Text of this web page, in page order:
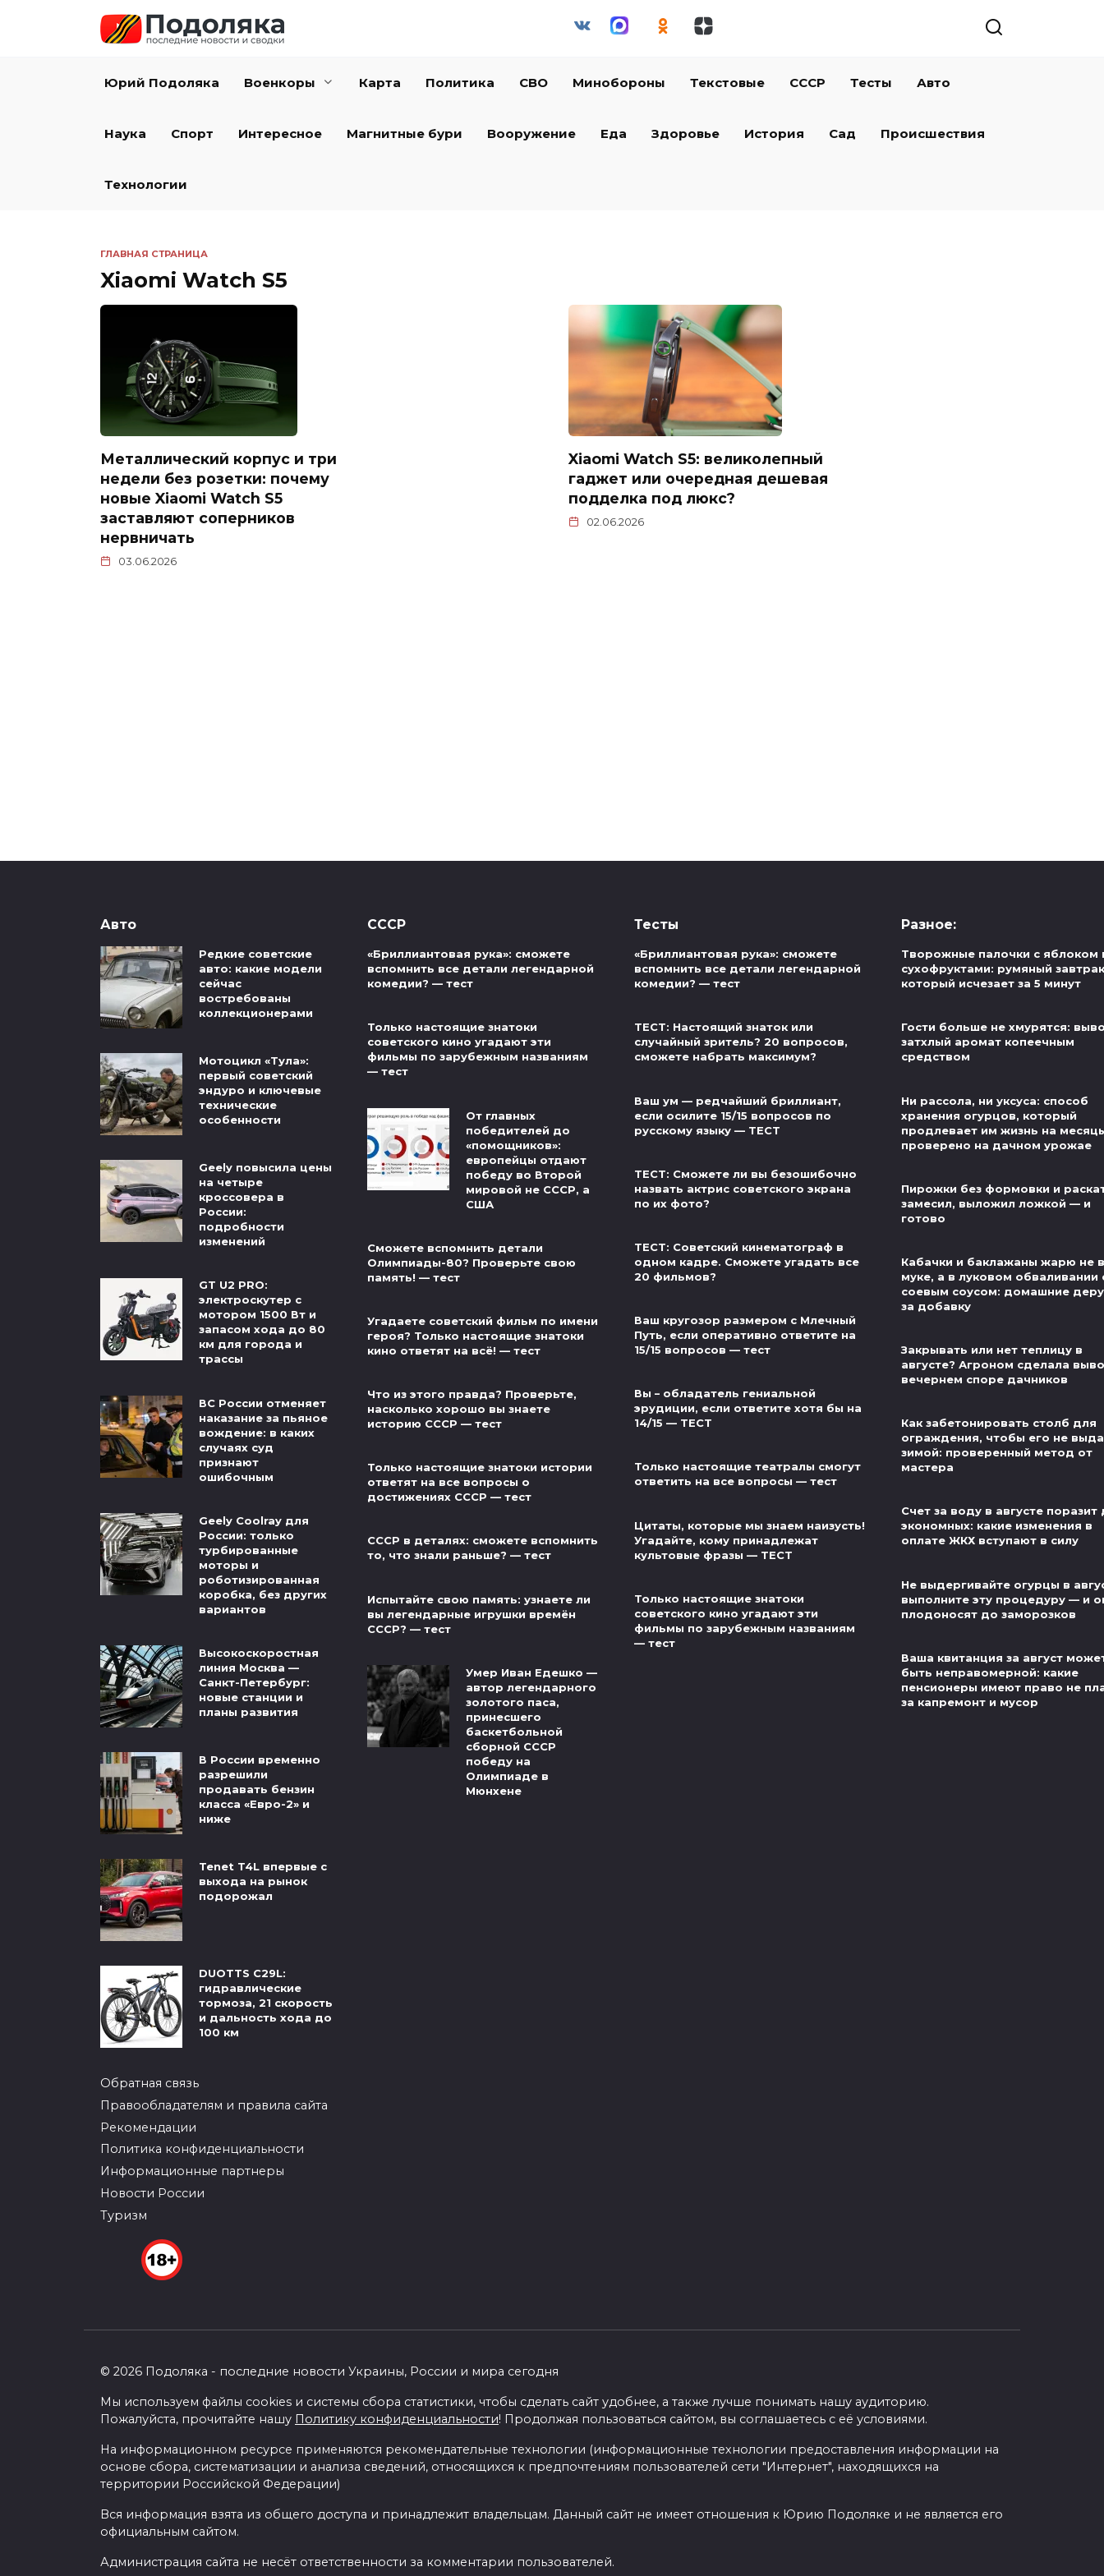
Юрий Подоляка Военкоры Карта Политика СВО Минобороны Текстовые СССР Тесты Авто
Наука Спорт Интересное Магнитные бури Вооружение Еда Здоровье История Сад Происшествия
Технологии
ГЛАВНАЯ СТРАНИЦА
Xiaomi Watch S5
Металлический корпус и три
недели без розетки: почему
новые Xiaomi Watch S5
заставляют соперников
нервничать
03.06.2026
Xiaomi Watch S5: великолепный
гаджет или очередная дешевая
подделка под люкс?
02.06.2026
Авто
Редкие советские
авто: какие модели
сейчас
востребованы
коллекционерами
Мотоцикл «Тула»:
первый советский
эндуро и ключевые
технические
особенности
Geely повысила цены
на четыре
кроссовера в
России:
подробности
изменений
GT U2 PRO:
электроскутер с
мотором 1500 Вт и
запасом хода до 80
км для города и
трассы
ВС России отменяет
наказание за пьяное
вождение: в каких
случаях суд
признают
ошибочным
Geely Coolray для
России: только
турбированные
моторы и
роботизированная
коробка, без других
вариантов
Высокоскоростная
линия Москва —
Санкт-Петербург:
новые станции и
планы развития
В России временно
разрешили
продавать бензин
класса «Евро-2» и
ниже
Tenet T4L впервые с
выхода на рынок
подорожал
DUOTTS C29L:
гидравлические
тормоза, 21 скорость
и дальность хода до
100 км
Обратная связь
Правообладателям и правила сайта
Рекомендации
Политика конфиденциальности
Информационные партнеры
Новости России
Туризм
СССР
«Бриллиантовая рука»: сможете
вспомнить все детали легендарной
комедии? — тест
Только настоящие знатоки
советского кино угадают эти
фильмы по зарубежным названиям
— тест
От главных
победителей до
«помощников»:
европейцы отдают
победу во Второй
мировой не СССР, а
США
Сможете вспомнить детали
Олимпиады-80? Проверьте свою
память! — тест
Угадаете советский фильм по имени
героя? Только настоящие знатоки
кино ответят на всё! — тест
Что из этого правда? Проверьте,
насколько хорошо вы знаете
историю СССР — тест
Только настоящие знатоки истории
ответят на все вопросы о
достижениях СССР — тест
СССР в деталях: сможете вспомнить
то, что знали раньше? — тест
Испытайте свою память: узнаете ли
вы легендарные игрушки времён
СССР? — тест
Умер Иван Едешко —
автор легендарного
золотого паса,
принесшего
баскетбольной
сборной СССР
победу на
Олимпиаде в
Мюнхене
Тесты
«Бриллиантовая рука»: сможете
вспомнить все детали легендарной
комедии? — тест
ТЕСТ: Настоящий знаток или
случайный зритель? 20 вопросов,
сможете набрать максимум?
Ваш ум — редчайший бриллиант,
если осилите 15/15 вопросов по
русскому языку — ТЕСТ
ТЕСТ: Сможете ли вы безошибочно
назвать актрис советского экрана
по их фото?
ТЕСТ: Советский кинематограф в
одном кадре. Сможете угадать все
20 фильмов?
Ваш кругозор размером с Млечный
Путь, если оперативно ответите на
15/15 вопросов — тест
Вы – обладатель гениальной
эрудиции, если ответите хотя бы на
14/15 — ТЕСТ
Только настоящие театралы смогут
ответить на все вопросы — тест
Цитаты, которые мы знаем наизусть!
Угадайте, кому принадлежат
культовые фразы — ТЕСТ
Только настоящие знатоки
советского кино угадают эти
фильмы по зарубежным названиям
— тест
Разное:
Творожные палочки с яблоком
сухофруктами: румяный
который исчезает за 5 минут
Гости больше не хмурятся:
затхлый аромат копеечным
средством
Ни рассола, ни уксуса: способ
хранения огурцов, который
продлевает им жизнь на
проверено на дачном урожае
Пирожки без формовки и
замесил, выложил ложкой — и
готово
Кабачки и баклажаны жарю не в
муке, а в луковом обваливании
соевым соусом: домашние
за добавку
Закрывать или нет теплицу в
августе? Агроном сделала
вечернем споре дачников
Как забетонировать столб для
ограждения, чтобы его не
зимой: проверенный метод от
мастера
Счет за воду в августе
экономных: какие изменения в
оплате ЖКХ вступают в силу
Не выдергивайте огурцы в
выполните эту процедуру — и
плодоносят до заморозков
Ваша квитанция за август
быть неправомерной: какие
пенсионеры имеют право не
за капремонт и мусор
© 2026 Подоляка - последние новости Украины, России и мира сегодня
Мы используем файлы cookies и системы сбора статистики, чтобы сделать сайт удобнее, а также лучше понимать нашу аудиторию.
Пожалуйста, прочитайте нашу Политику конфиденциальности! Продолжая пользоваться сайтом, вы соглашаетесь с её условиями.
На информационном ресурсе применяются рекомендательные технологии (информационные технологии предоставления информации на
основе сбора, систематизации и анализа сведений, относящихся к предпочтениям пользователей сети "Интернет", находящихся на
территории Российской Федерации)
Вся информация взята из общего доступа и принадлежит владельцам. Данный сайт не имеет отношения к Юрию Подоляке и не является его
официальным сайтом.
Администрация сайта не несёт ответственности за комментарии пользователей.